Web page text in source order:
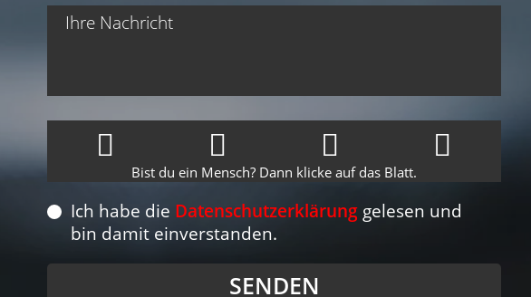
Bist du ein Mensch? Dann klicke auf das Blatt.
Ich habe die Datenschutzerklärung gelesen und
bin damit einverstanden.